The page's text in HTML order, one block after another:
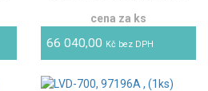
cena za ks
66 040,00 Kč bez DPH